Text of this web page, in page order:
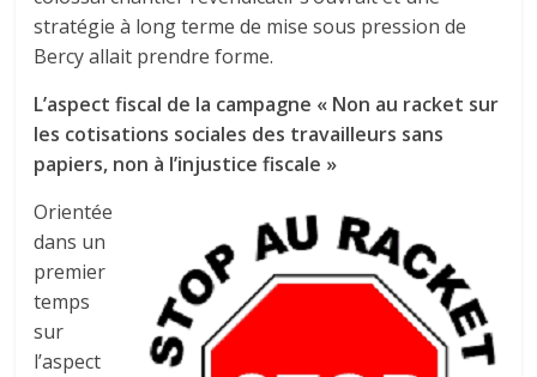
stratégie à long terme de mise sous pression de
Bercy allait prendre forme.
L’aspect fiscal de la campagne « Non au racket sur
les cotisations sociales des travailleurs sans
papiers, non à l’injustice fiscale »
Orientée
dans un
premier
temps
sur
l’aspect